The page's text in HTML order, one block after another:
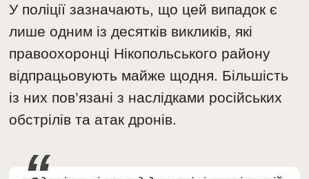
У поліції зазначають, що цей випадок є
лише одним із десятків викликів, які
правоохоронці Нікопольського району
відпрацьовують майже щодня. Більшість
із них пов’язані з наслідками російських
обстрілів та атак дронів.